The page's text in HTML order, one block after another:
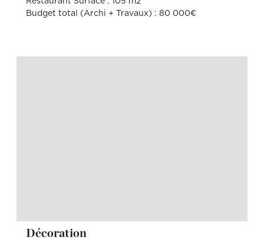
Budget total (Archi + Travaux) : 80 000€
Décoration